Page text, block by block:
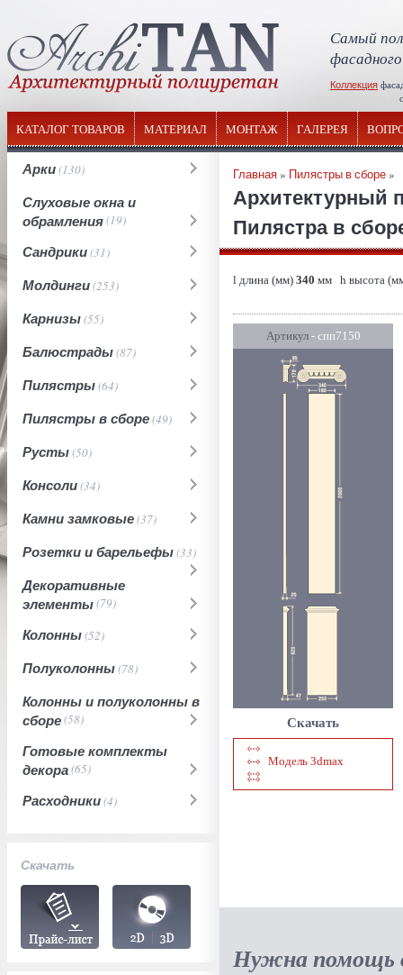
Самый
Коллекция
КАТАЛОГ ТОВАРОВ МАТЕРИАЛ МОНТАЖ ГАЛЕРЕЯ
Арки(130)
Слуховые окна и
обрамления(19)
Сандрики(31)
Молдинги(253)
Карнизы(55)
Балюстрады(87)
Пилястры(64)
Пилястры в сборе(49)
Русты(50)
Консоли(34)
Камни замковые(37)
Розетки и барельефы(33)
Декоративные
элементы(79)
Колонны(52)
Полуколонны(78)
Колонны и полуколонны в
сборе(58)
Готовые комплекты
декора(65)
Расходники(4)
Скачать
Главная» Пилястры в сборе»
Архитектурный
Пилястра в
l длина (мм) 340 мм h высота
Артикул- спп7150
Скачать
Модель 3dmax
Нужна помощь